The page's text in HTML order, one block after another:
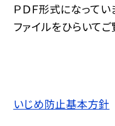
ＰＤＦ形式になってい
ファイルをひらいて
いじめ防止基本方針